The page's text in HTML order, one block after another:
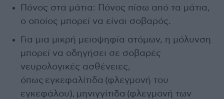
Πόνος στα μάτια: Πόνος πίσω από τα μάτια,
ο οποίος μπορεί να είναι σοβαρός.
Για μια μικρή μειοψηφία ατόμων, η μόλυνση
μπορεί να οδηγήσει σε σοβαρές
νευρολογικές ασθένειες,
όπως εγκεφαλίτιδα (φλεγμονή του
εγκεφάλου), μηνιγγίτιδα (φλεγμονή των